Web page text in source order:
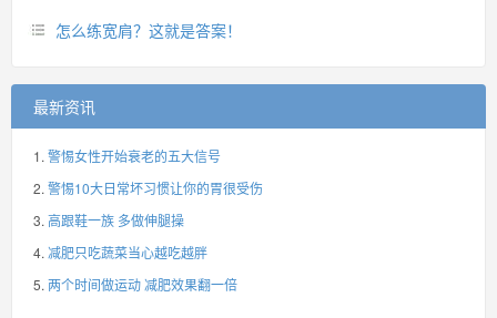
怎么练宽肩？这就是答案！
最新资讯
警惕女性开始衰老的五大信号
警惕10大日常坏习惯让你的胃很受伤
高跟鞋一族 多做伸腿操
减肥只吃蔬菜当心越吃越胖
两个时间做运动 减肥效果翻一倍